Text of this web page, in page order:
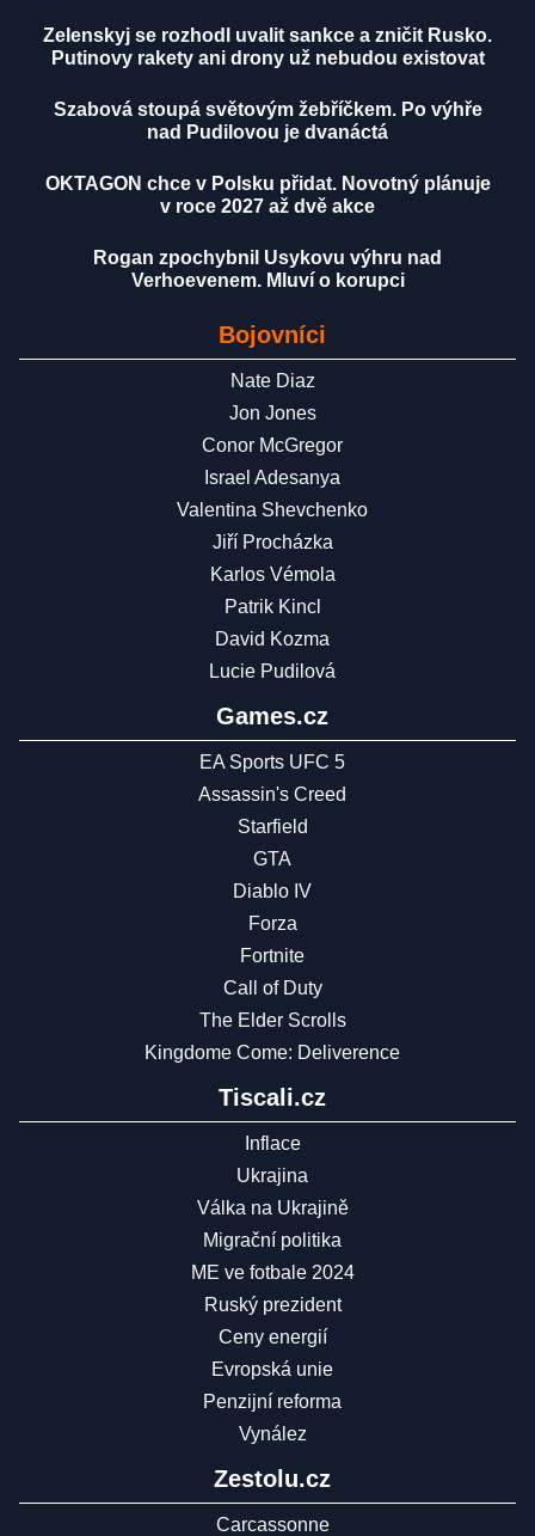
Zelenskyj se rozhodl uvalit sankce a zničit Rusko.
Putinovy rakety ani drony už nebudou existovat
Szabová stoupá světovým žebříčkem. Po výhře
nad Pudilovou je dvanáctá
OKTAGON chce v Polsku přidat. Novotný plánuje
v roce 2027 až dvě akce
Rogan zpochybnil Usykovu výhru nad
Verhoevenem. Mluví o korupci
Bojovníci
Nate Diaz
Jon Jones
Conor McGregor
Israel Adesanya
Valentina Shevchenko
Jiří Procházka
Karlos Vémola
Patrik Kincl
David Kozma
Lucie Pudilová
Games.cz
EA Sports UFC 5
Assassin's Creed
Starfield
GTA
Diablo IV
Forza
Fortnite
Call of Duty
The Elder Scrolls
Kingdome Come: Deliverence
Tiscali.cz
Inflace
Ukrajina
Válka na Ukrajině
Migrační politika
ME ve fotbale 2024
Ruský prezident
Ceny energií
Evropská unie
Penzijní reforma
Vynález
Zestolu.cz
Carcassonne